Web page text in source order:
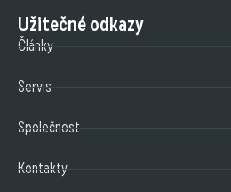
Užitečné odkazy
Články
Servis
Společnost
Kontakty